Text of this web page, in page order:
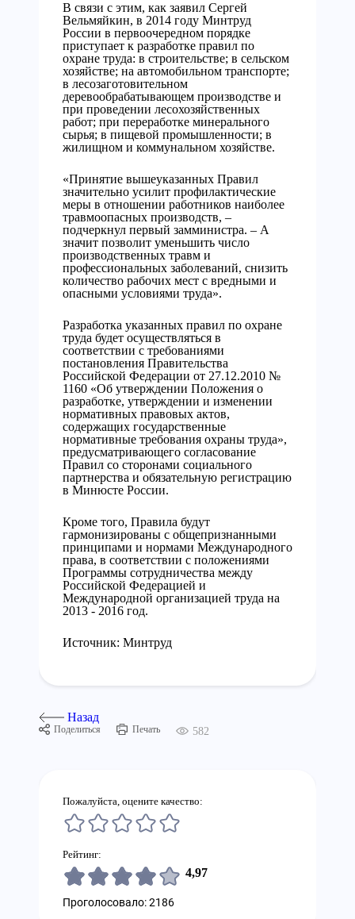
В связи с этим, как заявил Сергей
Вельмяйкин, в 2014 году Минтруд
России в первоочередном порядке
приступает к разработке правил по
охране труда: в строительстве; в сельском
хозяйстве; на автомобильном транспорте;
в лесозаготовительном
деревообрабатывающем производстве и
при проведении лесохозяйственных
работ; при переработке минерального
сырья; в пищевой промышленности; в
жилищном и коммунальном хозяйстве.
«Принятие вышеуказанных Правил
значительно усилит профилактические
меры в отношении работников наиболее
травмоопасных производств, –
подчеркнул первый замминистра. – А
значит позволит уменьшить число
производственных травм и
профессиональных заболеваний, снизить
количество рабочих мест с вредными и
опасными условиями труда».
Разработка указанных правил по охране
труда будет осуществляться в
соответствии с требованиями
постановления Правительства
Российской Федерации от 27.12.2010 №
1160 «Об утверждении Положения о
разработке, утверждении и изменении
нормативных правовых актов,
содержащих государственные
нормативные требования охраны труда»,
предусматривающего согласование
Правил со сторонами социального
партнерства и обязательную регистрацию
в Минюсте России.
Кроме того, Правила будут
гармонизированы с общепризнанными
принципами и нормами Международного
права, в соответствии с положениями
Программы сотрудничества между
Российской Федерацией и
Международной организацией труда на
2013 - 2016 год.
Источник: Минтруд
Назад
Поделиться Печать 582
Пожалуйста, оцените качество:
Рейтинг:
4,97
Проголосовало: 2186